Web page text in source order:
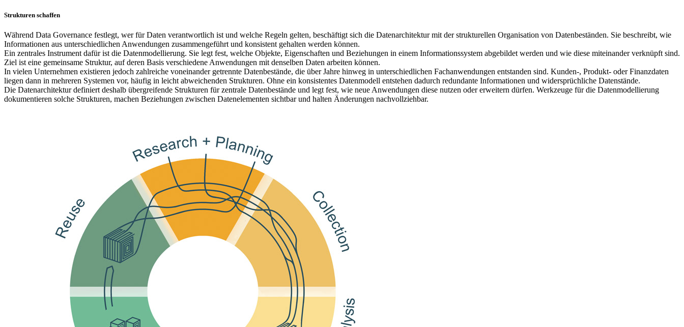
Strukturen schaffen
Während Data Governance festlegt, wer für Daten verantwortlich ist und welche Regeln gelten, beschäftigt sich die Datenarchitektur mit der strukturellen Organisation von Datenbeständen. Sie beschreibt, wie
Informationen aus unterschiedlichen Anwendungen zusammengeführt und konsistent gehalten werden können.
Ein zentrales Instrument dafür ist die Datenmodellierung. Sie legt fest, welche Objekte, Eigenschaften und Beziehungen in einem Informationssystem abgebildet werden und wie diese miteinander verknüpft sind.
Ziel ist eine gemeinsame Struktur, auf deren Basis verschiedene Anwendungen mit denselben Daten arbeiten können.
In vielen Unternehmen existieren jedoch zahlreiche voneinander getrennte Datenbestände, die über Jahre hinweg in unterschiedlichen Fachanwendungen entstanden sind. Kunden-, Produkt- oder Finanzdaten
liegen dann in mehreren Systemen vor, häufig in leicht abweichenden Strukturen. Ohne ein konsistentes Datenmodell entstehen dadurch redundante Informationen und widersprüchliche Datenstände.
Die Datenarchitektur definiert deshalb übergreifende Strukturen für zentrale Datenbestände und legt fest, wie neue Anwendungen diese nutzen oder erweitern dürfen. Werkzeuge für die Datenmodellierung
dokumentieren solche Strukturen, machen Beziehungen zwischen Datenelementen sichtbar und halten Änderungen nachvollziehbar.